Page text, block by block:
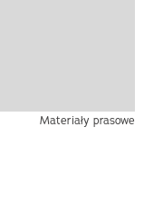
Materiały prasowe